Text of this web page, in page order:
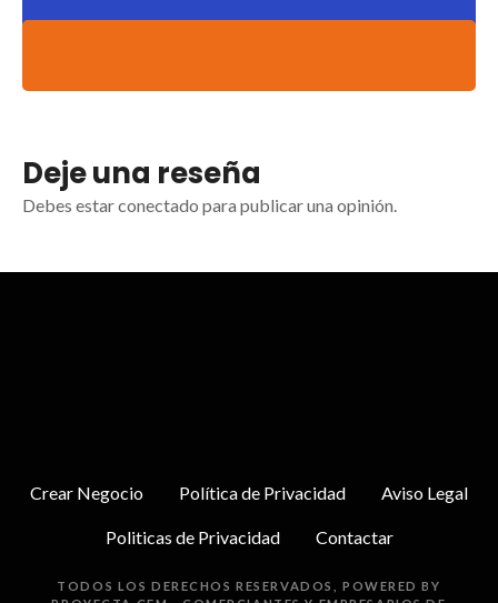
Deje una reseña
Debes estar conectado para publicar una opinión.
Crear Negocio Política de Privacidad Aviso Legal
Politicas de Privacidad Contactar
TODOS LOS DERECHOS RESERVADOS, POWERED BY